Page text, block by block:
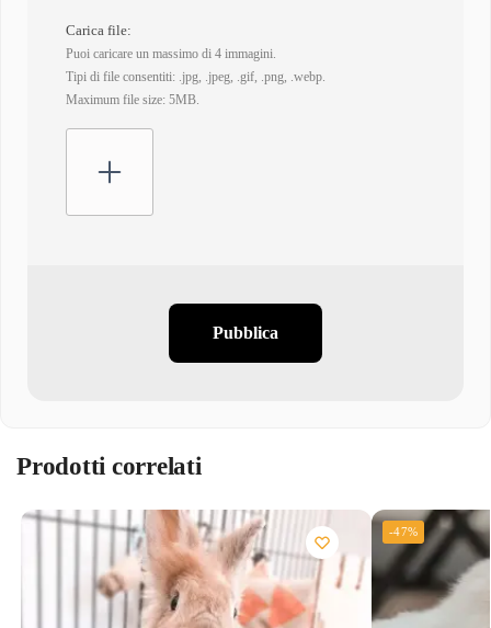
Carica file:
Puoi caricare un massimo di 4 immagini.
Tipi di file consentiti: .jpg, .jpeg, .gif, .png, .webp.
Maximum file size: 5MB.
Pubblica
Prodotti correlati
-47%